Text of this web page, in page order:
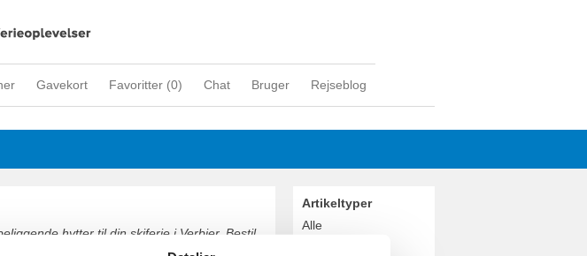
Gavekort Favoritter (0) Chat Bruger Rejseblog
hytter til din skiferie i Verbier. Bestil
Artikeltyper
Alle